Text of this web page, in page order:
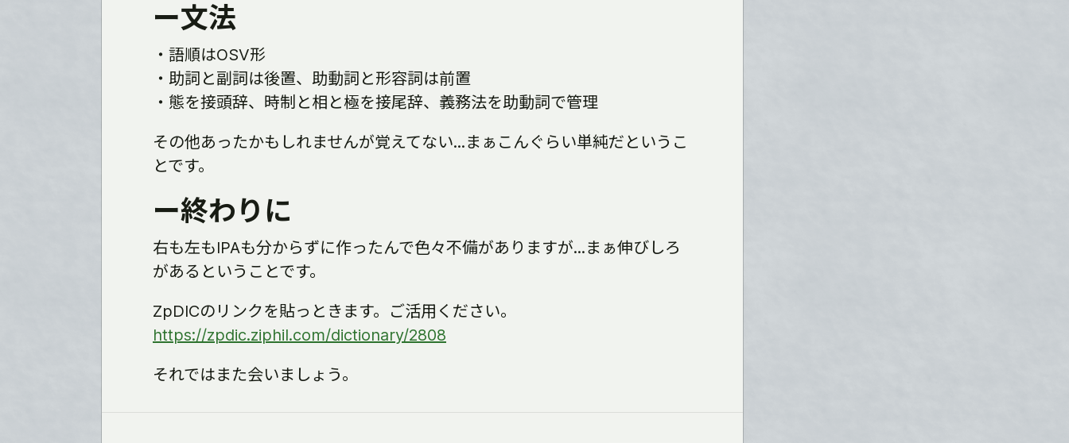
ー文法
・語順はOSV形
・助詞と副詞は後置、助動詞と形容詞は前置
・態を接頭辞、時制と相と極を接尾辞、義務法を助動詞で管理
その他あったかもしれませんが覚えてない...まぁこんぐらい単純だというこ
とです。
ー終わりに
右も左もIPAも分からずに作ったんで色々不備がありますが...まぁ伸びしろ
があるということです。
ZpDICのリンクを貼っときます。ご活用ください。
https://zpdic.ziphil.com/dictionary/2808
それではまた会いましょう。